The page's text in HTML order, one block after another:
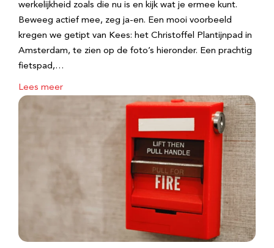
werkelijkheid zoals die nu is en kijk wat je ermee kunt.
Beweeg actief mee, zeg ja-en. Een mooi voorbeeld
kregen we getipt van Kees: het Christoffel Plantijnpad in
Amsterdam, te zien op de foto’s hieronder. Een prachtig
fietspad,…
Lees meer